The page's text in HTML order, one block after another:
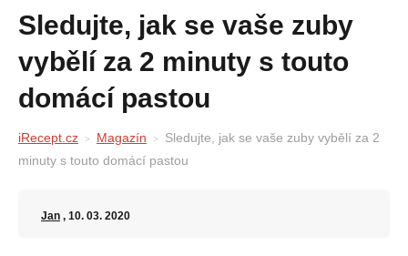
Sledujte, jak se vaše zuby
vybělí za 2 minuty s touto
domácí pastou
iRecept.cz Magazín
Sledujte, jak se vaše zuby vybělí za 2
minuty s touto domácí pastou
Jan , 10. 03. 2020